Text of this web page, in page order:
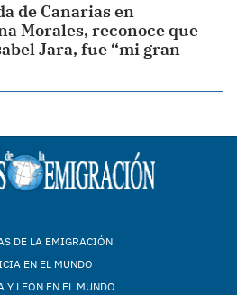
de Canarias en
Morales, reconoce que
Jara, fue “mi gran
DE LA EMIGRACIÓN
EN EL MUNDO
Y LEÓN EN EL MUNDO